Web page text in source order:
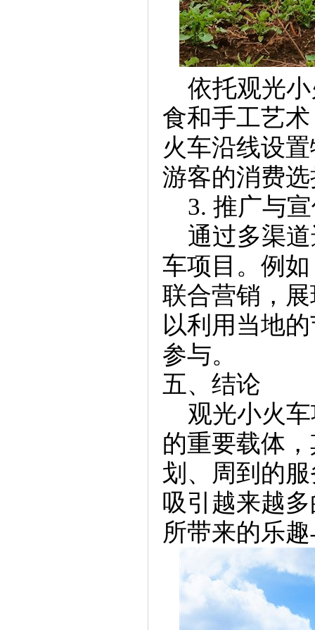
依托观光小
食和手工艺
火车沿线设
游客的消费
3. 推广与
通过多渠道
车项目。例
联合营销，
以利用当地
参与。
五、结论
观光小火车
的重要载体
划、周到的
吸引越来越
所带来的乐